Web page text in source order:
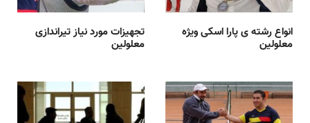
تجهیزات مورد نیاز تیراندازی
معلولین
انواع رشته ی پارا اسکی ویژه
معلولین